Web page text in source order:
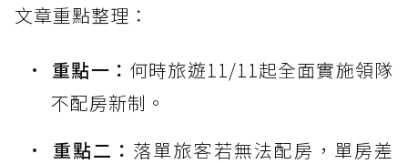
文章重點整理：
重點一： 何時旅遊11/11起全面實施領隊
不配房新制。
重點二： 落單旅客若無法配房，單房差